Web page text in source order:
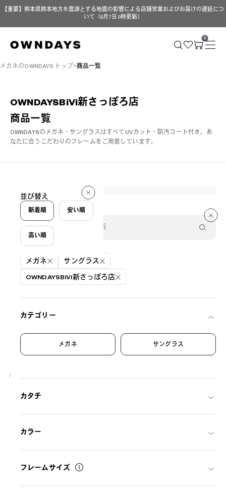
【重要】熊本県熊本地方を震源とする地震の影響による店舗営業およびお届けの遅延につ
いて（8月7日 9時更新）
0
メガネのOWNDAYS トップ 商品一覧
OWNDAYSBiVi新さっぽろ店
商品一覧
OWNDAYSのメガネ・サングラスはすべてUVカット・防汚コート付き。 あ
なたに合うこだわりのフレームをご用意しています。
252 件
絞り込み条件
メガネ サングラス
OWNDAYSBiVi新さっぽろ店
カテゴリー
メガネ サングラス
カタチ
カラー
フレームサイズ
並び替え
新着順 安い順
高い順
20
OWNDAYS | SUN